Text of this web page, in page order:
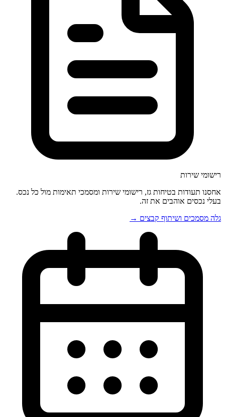
רישומי שירות
אחסנו תעודות בטיחות גז, רישומי שירות ומסמכי תאימות מול כל נכס.
בעלי נכסים אוהבים את זה.
גלה מסמכים ושיתוף קבצים →